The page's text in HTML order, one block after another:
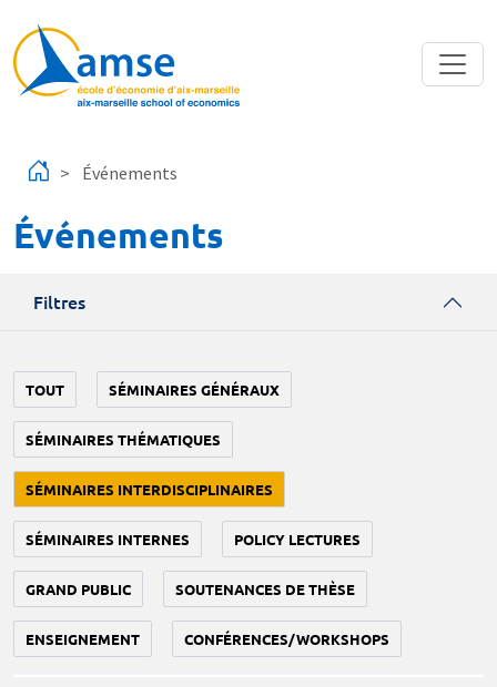
Événements
Événements
Filtres
TOUT SÉMINAIRES GÉNÉRAUX
SÉMINAIRES THÉMATIQUES
SÉMINAIRES INTERDISCIPLINAIRES
SÉMINAIRES INTERNES POLICY LECTURES
GRAND PUBLIC SOUTENANCES DE THÈSE
ENSEIGNEMENT CONFÉRENCES/WORKSHOPS